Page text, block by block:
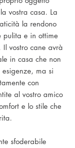
vostra casa. La
la rendono
pulita e in ottime
vostro cane avrà
in casa che non
esigenze, ma si
con
al vostro amico
e lo stile che
sfoderabile